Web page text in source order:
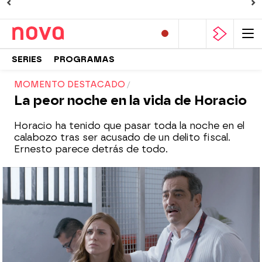
SERIES PROGRAMAS
MOMENTO DESTACADO
La peor noche en la vida de Horacio
Horacio ha tenido que pasar toda la noche en el
calabozo tras ser acusado de un delito fiscal.
Ernesto parece detrás de todo.